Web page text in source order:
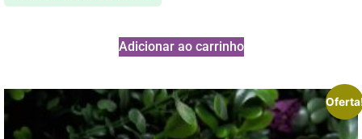
Adicionar ao carrinho